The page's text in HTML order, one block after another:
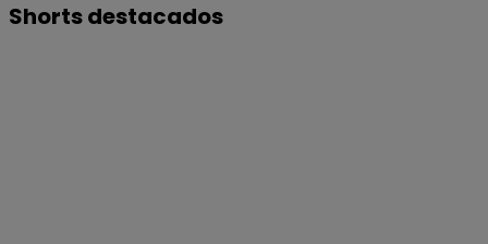
Shorts destacados